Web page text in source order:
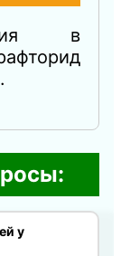
в
.
у